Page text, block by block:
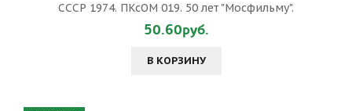
СССР 1974. ПКсОМ 019. 50 лет "Мосфильму".
50.60руб.
В КОРЗИНУ